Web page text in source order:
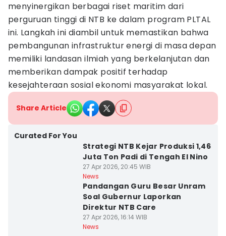
menyinergikan berbagai riset maritim dari
perguruan tinggi di NTB ke dalam program PLTAL
ini. Langkah ini diambil untuk memastikan bahwa
pembangunan infrastruktur energi di masa depan
memiliki landasan ilmiah yang berkelanjutan dan
memberikan dampak positif terhadap
kesejahteraan sosial ekonomi masyarakat lokal.
Share Article
Curated For You
Strategi NTB Kejar Produksi 1,46
Juta Ton Padi di Tengah El Nino
27 Apr 2026, 20:45 WIB
News
Pandangan Guru Besar Unram
Soal Gubernur Laporkan
Direktur NTB Care
27 Apr 2026, 16:14 WIB
News